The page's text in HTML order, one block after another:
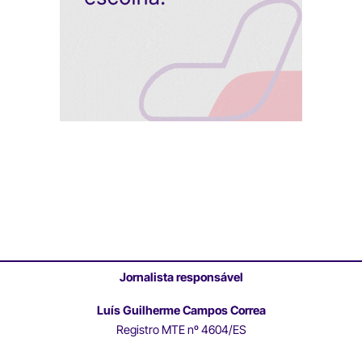
Jornalista responsável
Luís Guilherme Campos Correa
Registro MTE nº 4604/ES